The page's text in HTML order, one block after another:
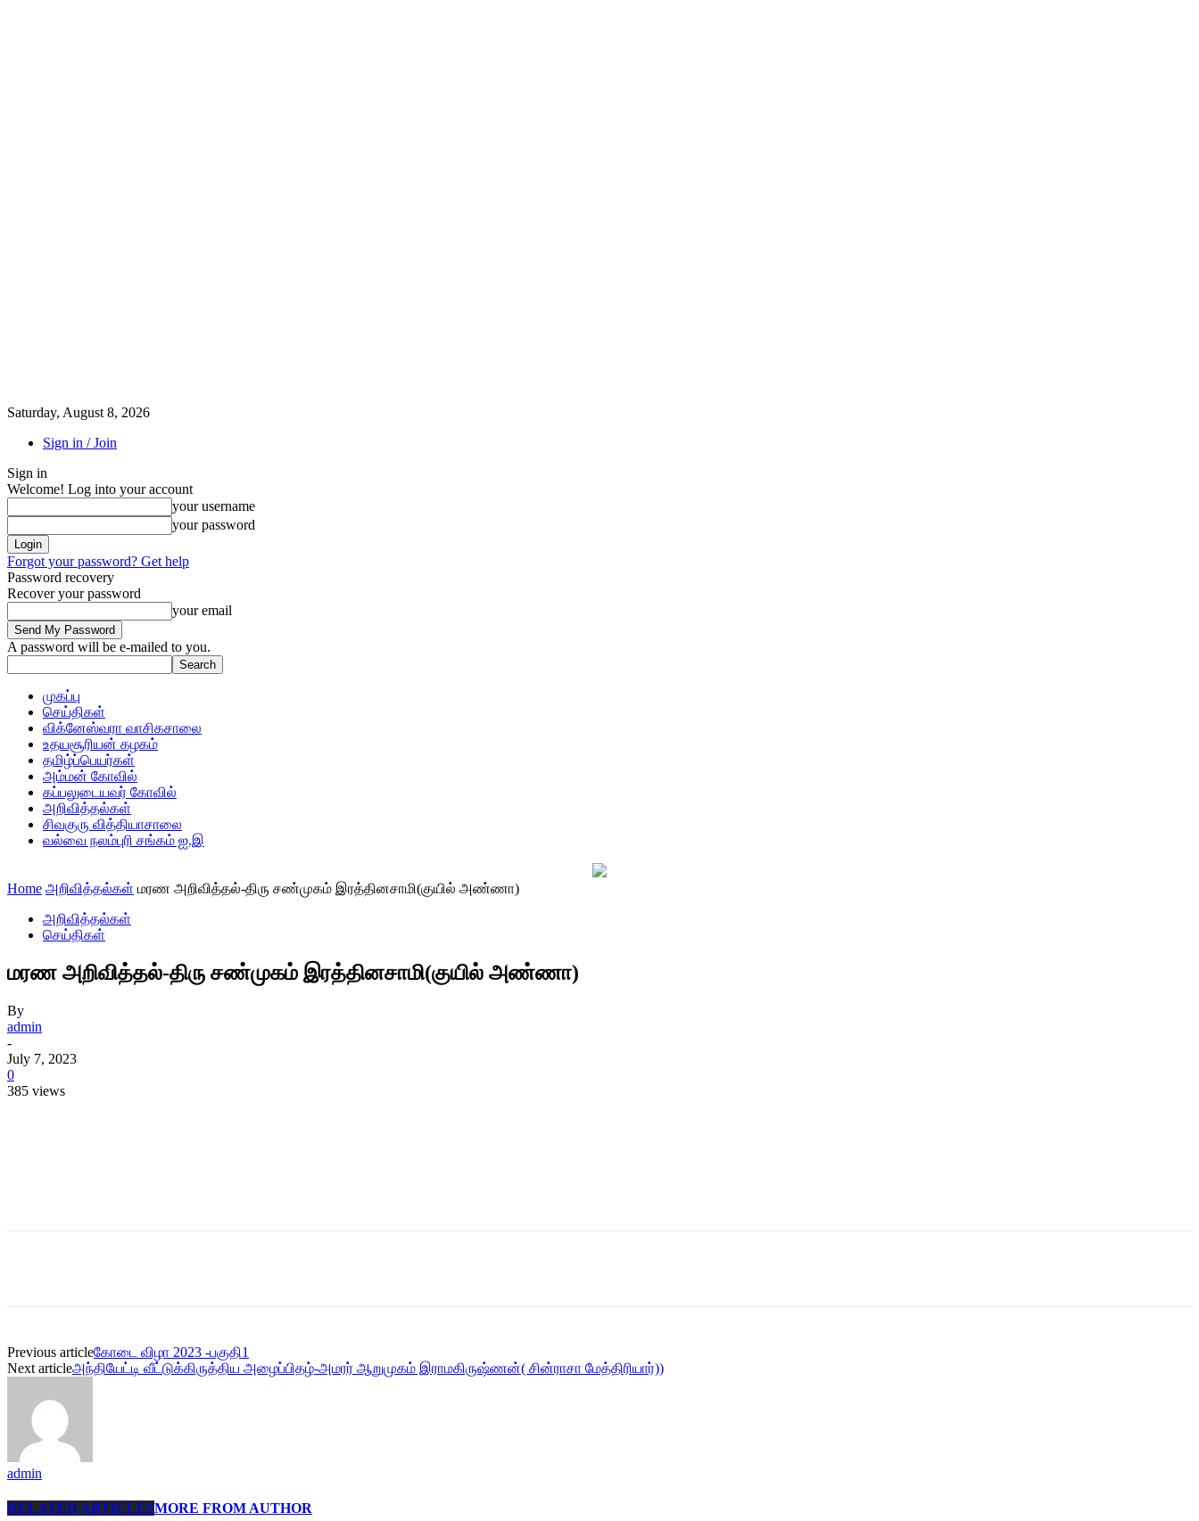
Saturday, August 8, 2026
Sign in / Join
Sign in
Welcome! Log into your account
your username
your password
Forgot your password? Get help
Password recovery
Recover your password
your email
A password will be e-mailed to you.
முகப்பு
செய்திகள்
விக்னேஸ்வரா வாசிகசாலை
உதயசூரியன் கழகம்
தமிழ்ப்பெயர்கள்
அம்மன் கோவில்
கப்பலுடையவர் கோவில்
அறிவித்தல்கள்
சிவகுரு வித்தியாசாலை
வல்வை நலம்புரி சங்கம் ஐ.இ
Home அறிவித்தல்கள் மரண அறிவித்தல்-திரு சண்முகம் இரத்தினசாமி(குயில் அண்ணா)
அறிவித்தல்கள்
செய்திகள்
மரண அறிவித்தல்-திரு சண்முகம் இரத்தினசாமி(குயில் அண்ணா)
By
admin
-
July 7, 2023
0
385 views
Previous articleகோடை விழா 2023 -பகுதி1
Next articleஅந்தியேட்டி வீட்டுக்கிருத்திய அழைப்பிதழ்-அமரர் ஆறுமுகம் இராமகிருஷ்ணன்( சின்ராசா மேத்திரியார்))
admin
RELATED ARTICLESMORE FROM AUTHOR